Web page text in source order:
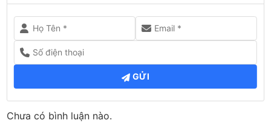
GỬI
Chưa có bình luận nào.